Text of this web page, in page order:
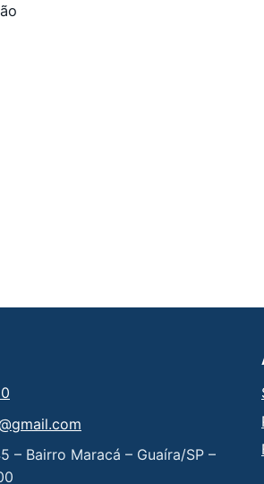
– Bairro Maracá – Guaíra/SP –